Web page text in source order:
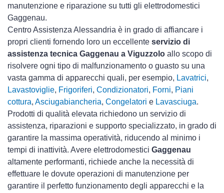
manutenzione e riparazione su tutti gli elettrodomestici
Gaggenau.
Centro Assistenza Alessandria è in grado di affiancare i
propri clienti fornendo loro un eccellente servizio di
assistenza tecnica Gaggenau a Viguzzolo allo scopo di
risolvere ogni tipo di malfunzionamento o guasto su una
vasta gamma di apparecchi quali, per esempio, Lavatrici,
Lavastoviglie, Frigoriferi, Condizionatori, Forni, Piani
cottura, Asciugabiancheria, Congelatori e Lavasciuga.
Prodotti di qualità elevata richiedono un servizio di
assistenza, riparazioni e supporto specializzato, in grado di
garantire la massima operatività, riducendo al minimo i
tempi di inattività. Avere elettrodomestici Gaggenau
altamente performanti, richiede anche la necessità di
effettuare le dovute operazioni di manutenzione per
garantire il perfetto funzionamento degli apparecchi e la